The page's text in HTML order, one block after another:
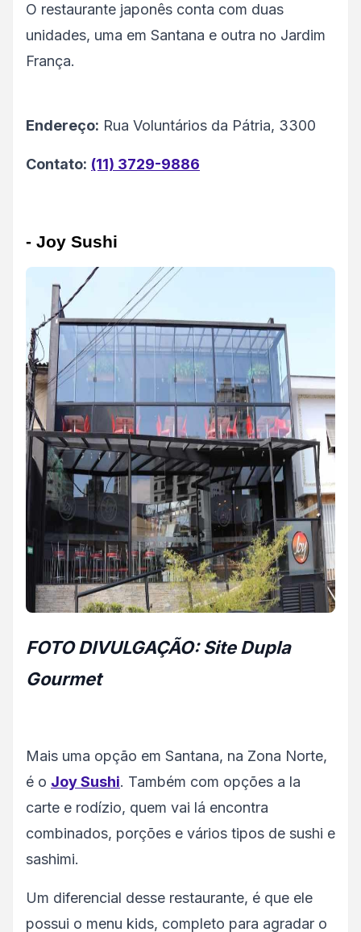
O restaurante japonês conta com duas
unidades, uma em Santana e outra no Jardim
França.
Endereço: Rua Voluntários da Pátria, 3300
Contato: (11) 3729-9886
- Joy Sushi
FOTO DIVULGAÇÃO: Site Dupla
Gourmet
Mais uma opção em Santana, na Zona Norte,
é o Joy Sushi. Também com opções a la
carte e rodízio, quem vai lá encontra
combinados, porções e vários tipos de sushi e
sashimi.
Um diferencial desse restaurante, é que ele
possui o menu kids, completo para agradar o